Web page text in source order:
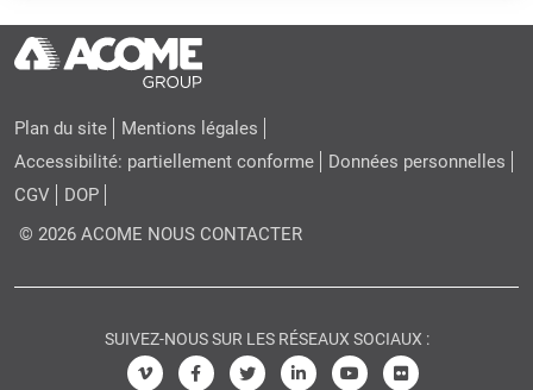
Plan du site
Mentions légales
Accessibilité: partiellement conforme
Données personnelles
CGV
DOP
© 2026 ACOME NOUS CONTACTER
SUIVEZ-NOUS SUR LES RÉSEAUX SOCIAUX :